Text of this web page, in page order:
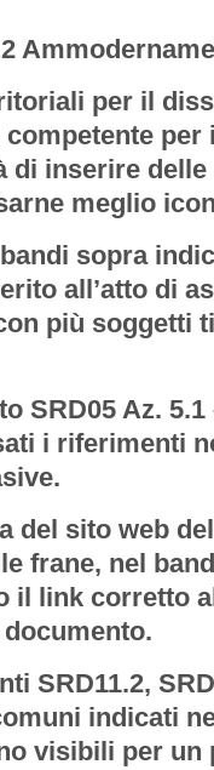
per il
per
di inserire
meglio
sopra
all’atto di
più soggetti
SRD05 Az. 5.1
i riferimenti
del sito web
frane, nel
il link corretto
SRD11.2,
indicati
visibili per un